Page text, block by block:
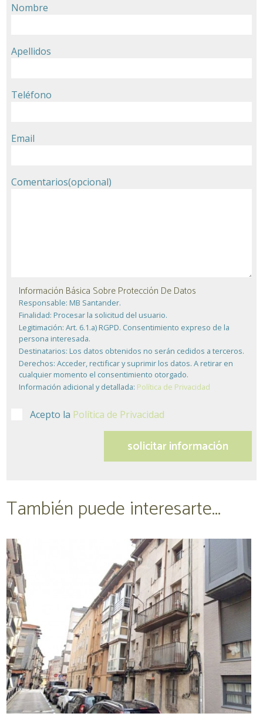
Nombre
Apellidos
Teléfono
Email
Comentarios(opcional)
Información Básica Sobre Protección De Datos
Responsable: MB Santander.
Finalidad: Procesar la solicitud del usuario.
Legitimación: Art. 6.1.a) RGPD. Consentimiento expreso de la
persona interesada.
Destinatarios: Los datos obtenidos no serán cedidos a terceros.
Derechos: Acceder, rectificar y suprimir los datos. A retirar en
cualquier momento el consentimiento otorgado.
Información adicional y detallada: Política de Privacidad
Acepto la Política de Privacidad
También puede interesarte...